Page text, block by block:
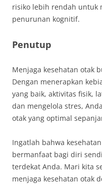
risiko lebih rendah untuk
penurunan kognitif.
Penutup
Menjaga kesehatan otak
Dengan menerapkan
yang baik, aktivitas fisik,
dan mengelola stres,
otak yang optimal
Ingatlah bahwa
bermanfaat bagi diri
terdekat Anda. Mari kita
menjaga kesehatan otak